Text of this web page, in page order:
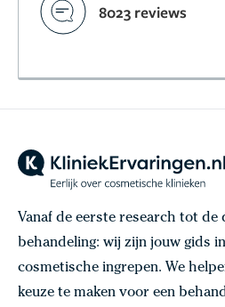
8023 reviews
Vanaf de eerste research tot de
behandeling: wij zijn jouw gids
cosmetische ingrepen. We
keuze te maken voor een